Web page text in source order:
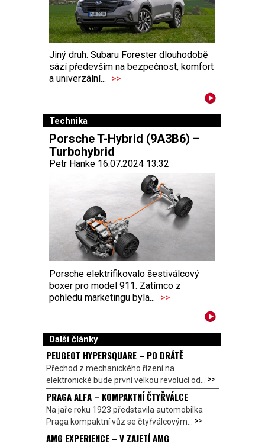
Jiný druh. Subaru Forester dlouhodobě
sází především na bezpečnost, komfort
a univerzální... >>
Technika
Porsche T-Hybrid (9A3B6) –
Turbohybrid
Petr Hanke 16.07.2024 13:32
Porsche elektrifikovalo šestiválcový
boxer pro model 911. Zatímco z
pohledu marketingu byla... >>
Další články
PEUGEOT HYPERSQUARE – PO DRÁTĚ
Přechod z mechanického řízení na
elektronické bude první velkou revolucí od... >>
PRAGA ALFA – KOMPAKTNÍ ČTYŘVÁLCE
Na jaře roku 1923 představila automobilka
Praga kompaktní vůz se čtyřválcovým... >>
AMG EXPERIENCE – V ZAJETÍ AMG